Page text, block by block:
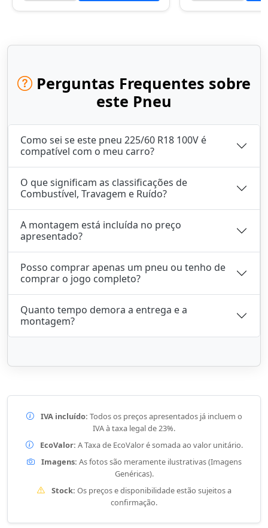
Perguntas Frequentes sobre
este Pneu
Como sei se este pneu 225/60 R18 100V é
compatível com o meu carro?
O que significam as classificações de
Combustível, Travagem e Ruído?
A montagem está incluída no preço
apresentado?
Posso comprar apenas um pneu ou tenho de
comprar o jogo completo?
Quanto tempo demora a entrega e a
montagem?
IVA incluído: Todos os preços apresentados já incluem o
IVA à taxa legal de 23%.
EcoValor: A Taxa de EcoValor é somada ao valor unitário.
Imagens: As fotos são meramente ilustrativas (Imagens
Genéricas).
Stock: Os preços e disponibilidade estão sujeitos a
confirmação.